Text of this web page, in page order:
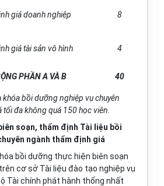
giá doanh nghiệp 8
giátài sản vô hình 4
PHẦN A VÀ B 40
khóa bồi dưỡng nghiệp vụ chuyên
tối đa không quá 150 học viên.
soạn, thẩm định Tài liệu bồi
ngành thẩm định giá
bồi dưỡng thực hiện biên soạn
cơ sở Tài liệu đào tạo nghiệp vụ
Tài chính phát hành thống nhất